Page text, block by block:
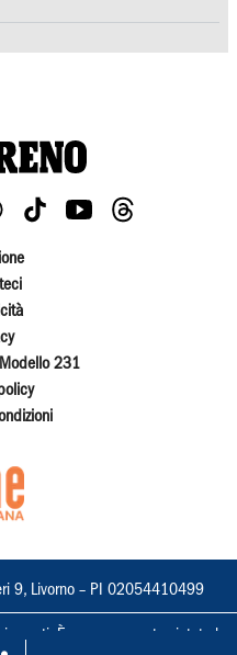
231
9, Livorno – PI 02054410499
È espressamente vietata la